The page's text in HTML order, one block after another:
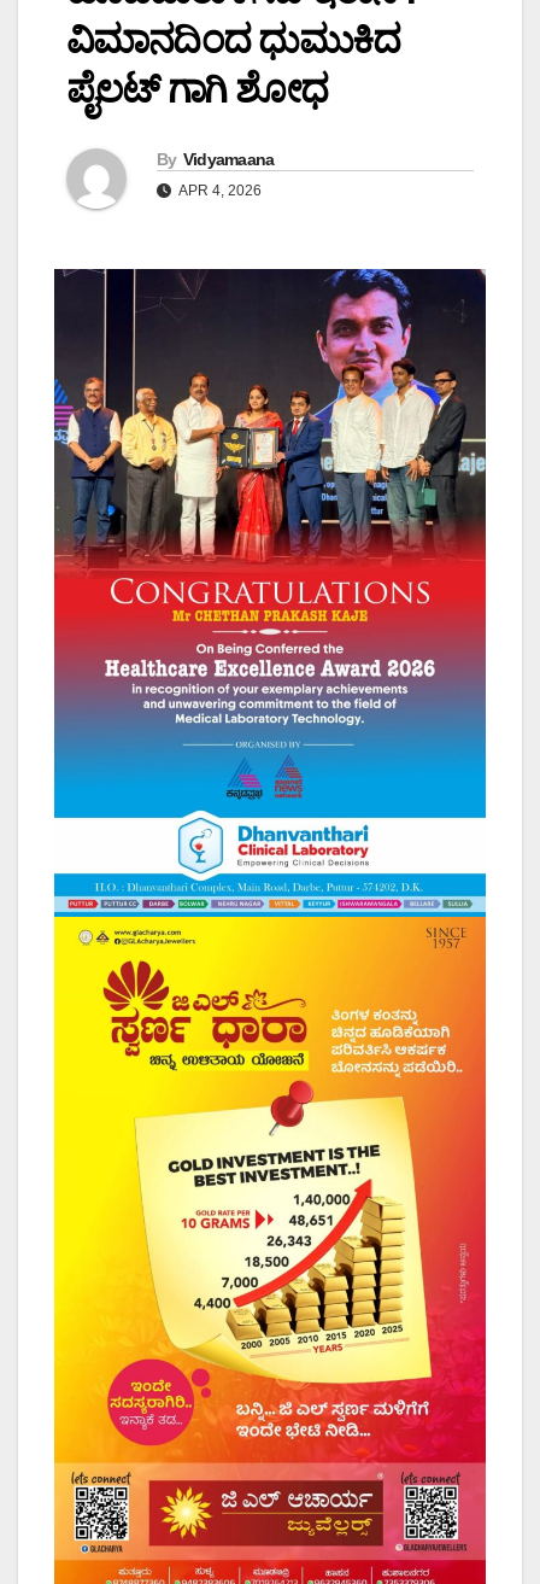
ವಿಮಾನದಿಂದ ಧುಮುಕಿದ
ಪೈಲಟ್‌ ಗಾಗಿ ಶೋಧ
By Vidyamaana
APR 4, 2026